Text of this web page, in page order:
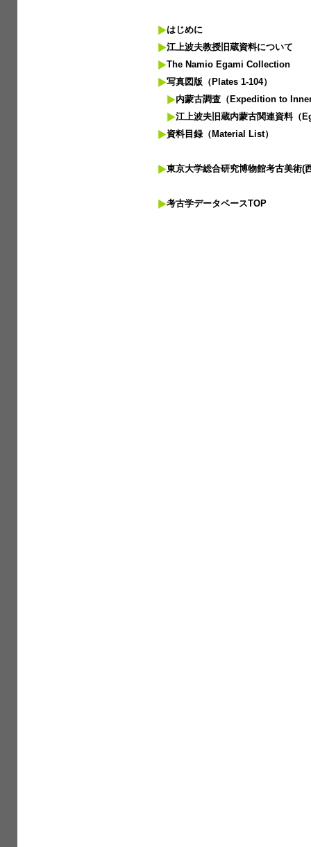
はじめに
江上波夫教授旧蔵資料について
The Namio Egami Collection
写真図版（Plates 1-104）
内蒙古調査（Expedition to
江上波夫旧蔵内蒙古関連資料
資料目録（Material List）
東京大学総合研究博物館考古美術(
考古学データベースTOP